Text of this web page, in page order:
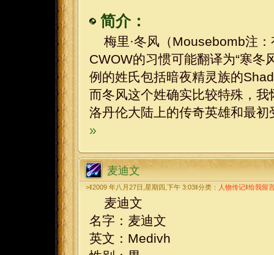
简介：
梅里·冬风（Mousebomb注
CWOW的习惯可能翻译为“寒冬
例的姓氏包括暗夜精灵族的
而冬风这个姓确实比较特殊，
洛丹伦大陆上的传奇英雄和最
»
麦迪文
>‖2009 年八月27日,星期四,下午 3:03‖分类： 人物传记‖给我留
麦迪文
名字：麦迪文
英文：Medivh